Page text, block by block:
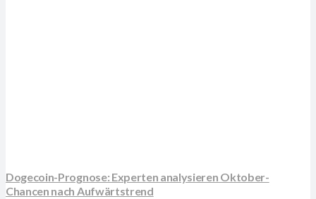
Dogecoin-Prognose: Experten analysieren Oktober-
Chancen nach Aufwärtstrend